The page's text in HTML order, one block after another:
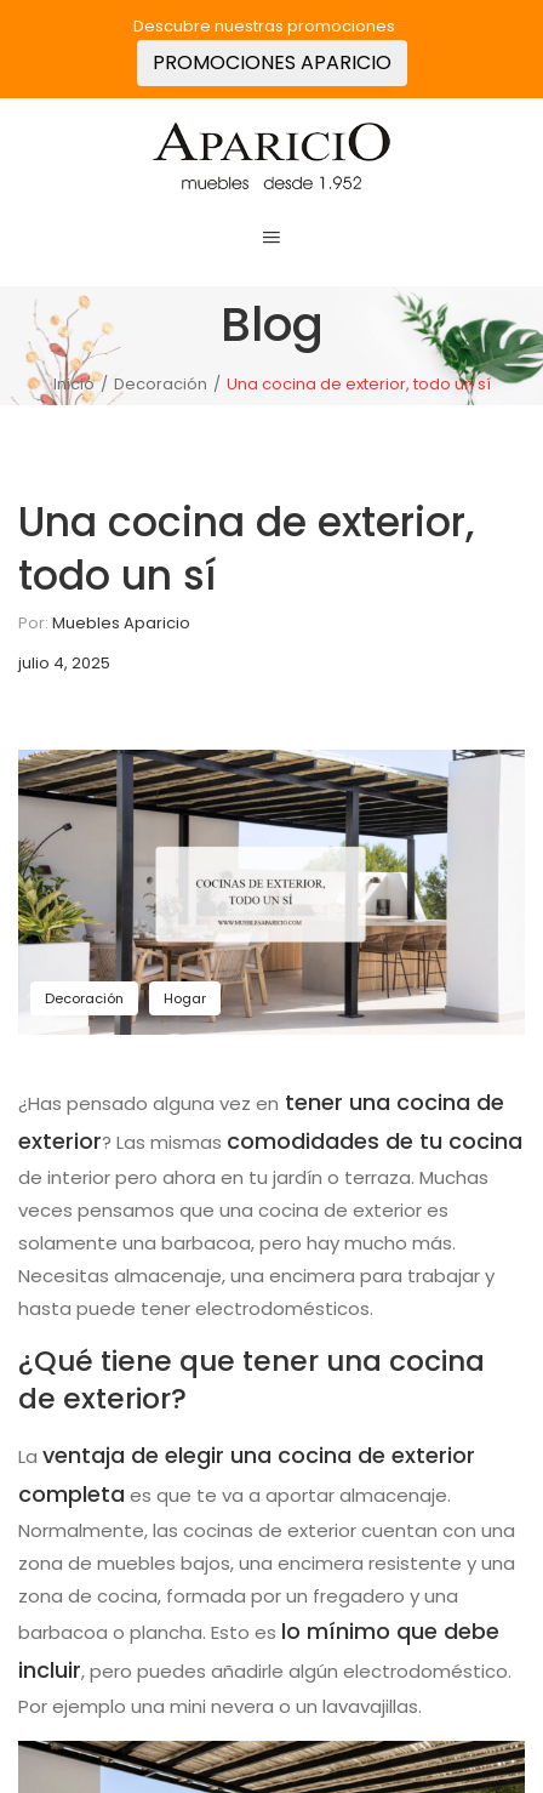
Descubre nuestras promociones
PROMOCIONES APARICIO
Blog
Inicio / Decoración / Una cocina de exterior, todo un sí
Una cocina de exterior,
todo un sí
Por: Muebles Aparicio
julio 4, 2025
Decoración Hogar
¿Has pensado alguna vez en tener una cocina de
exterior? Las mismas comodidades de tu cocina
de interior pero ahora en tu jardín o terraza. Muchas
veces pensamos que una cocina de exterior es
solamente una barbacoa, pero hay mucho más.
Necesitas almacenaje, una encimera para trabajar y
hasta puede tener electrodomésticos.
¿Qué tiene que tener una cocina
de exterior?
La ventaja de elegir una cocina de exterior
completa es que te va a aportar almacenaje.
Normalmente, las cocinas de exterior cuentan con una
zona de muebles bajos, una encimera resistente y una
zona de cocina, formada por un fregadero y una
barbacoa o plancha. Esto es lo mínimo que debe
incluir, pero puedes añadirle algún electrodoméstico.
Por ejemplo una mini nevera o un lavavajillas.